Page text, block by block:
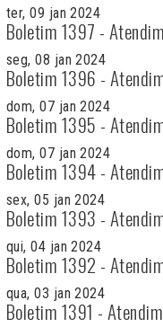
ter, 09 jan 2024
Boletim 1397 -
seg, 08 jan 2024
Boletim 1396 -
dom, 07 jan 2024
Boletim 1395 -
dom, 07 jan 2024
Boletim 1394 -
sex, 05 jan 2024
Boletim 1393 -
qui, 04 jan 2024
Boletim 1392 -
qua, 03 jan 2024
Boletim 1391 -